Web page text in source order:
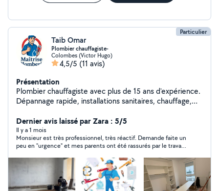
Particulier
Taib Omar
Plombier chauffagiste-
Colombes (Victor Hugo)
4,5/5 (11 avis)
Présentation
Plombier chauffagiste avec plus de 15 ans d'expérience.
Dépannage rapide, installations sanitaires, chauffage,
Travail propre, sérieux et soigné. Disponible dans Paris
et aux alentours.
Dernier avis laissé par Zara : 5/5
Il y a 1 mois
Monsieur est très professionnel, très réactif. Demande faite un
peu en "urgence" et mes parents ont été rassurés par le travail
travaux plus prévus.